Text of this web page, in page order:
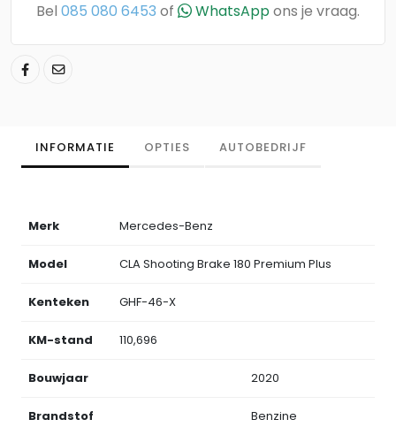
Bel 085 080 6453 of WhatsAppons je vraag.
INFORMATIE OPTIES AUTOBEDRIJF
Merk Mercedes-Benz
Model CLA Shooting Brake 180 Premium Plus
Kenteken GHF-46-X
KM-stand 110,696
Bouwjaar 2020
Brandstof Benzine